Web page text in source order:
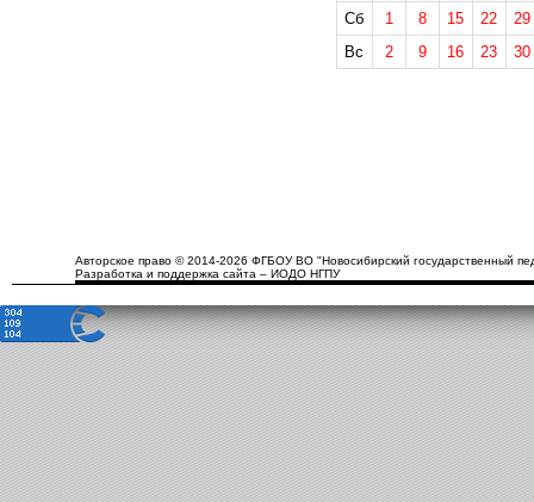
Сб
1 8 15 22
29
Вс
2 9 16 23 30
Авторское право © 2014-2026 ФГБОУ ВО "Новосибирский государственный
Разработка и поддержка сайта – ИОДО НГПУ